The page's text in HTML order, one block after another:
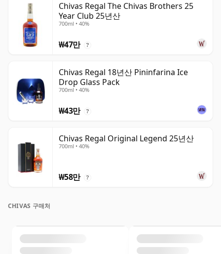
Chivas Regal The Chivas Brothers 25
Year Club 25년산
700ml • 40%
₩47만 ?
Chivas Regal 18년산 Pininfarina Ice
Drop Glass Pack
700ml • 40%
₩43만 ?
Chivas Regal Original Legend 25년산
700ml • 40%
₩58만 ?
CHIVAS 구매처